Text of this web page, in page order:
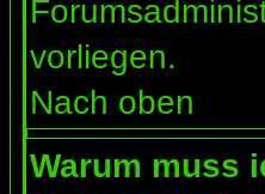
vorliegen.
Nach oben
Warum muss